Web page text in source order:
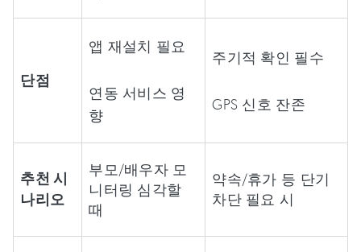
단점
앱 재설치 필요
연동 서비스 영
향
주기적 확인 필수
GPS 신호 잔존
추천 시
나리오
부모/배우자 모
니터링 심각할
때
약속/휴가 등 단기
차단 필요 시